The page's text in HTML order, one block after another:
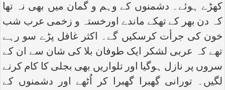
کھڑے ہوئے۔ دشمنوں کے وہم و گمان میں بھی نہ تھا
کہ دن بھر کے تھکے ماندے اورخستہ و زخمی عرب شب
خون کی جرأت کرسکیں گے۔ اکثر غافل پڑے سو رہے
تھے کہ عربی لشکر ایک طوفان بلا کی شان سے ان کے
سروں پر نازل ہوگیا اور تلواریں بھی بجلی کا کام کرنے
لگیں۔ تورانی گھبرا گھبرا کر اُٹھے اور دشمنوں کے